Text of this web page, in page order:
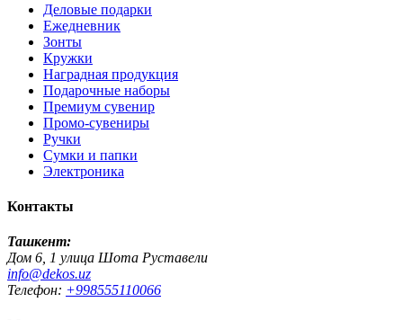
Деловые подарки
Ежедневник
Зонты
Кружки
Наградная продукция
Подарочные наборы
Премиум сувенир
Промо-сувениры
Ручки
Сумки и папки
Электроника
Контакты
Ташкент:
Дом 6, 1 улица Шота Руставели
info@dekos.uz
Телефон: +998555110066